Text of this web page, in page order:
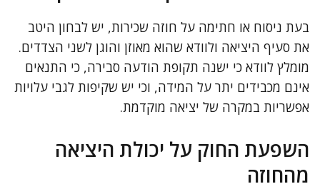
בעת ניסוח או חתימה על חוזה שכירות, יש לבחון היטב
את סעיף היציאה ולוודא שהוא מאוזן והוגן לשני הצדדים.
מומלץ לוודא כי ישנה תקופת הודעה סבירה, כי התנאים
אינם מכבידים יתר על המידה, וכי יש שקיפות לגבי עלויות
אפשריות במקרה של יציאה מוקדמת.
השפעת החוק על יכולת היציאה
מהחוזה